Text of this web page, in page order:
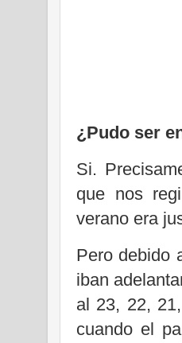
¿Pudo ser
Si.
que nos
verano era
Pero debido
iban
al 23, 22,
cuando el